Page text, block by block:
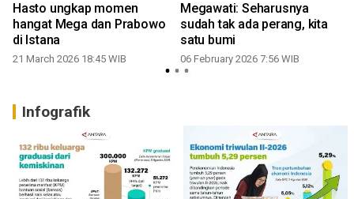
Hasto ungkap momen
hangat Mega dan Prabowo
di Istana
21 March 2026 18:45 WIB
Megawati: Seharusnya
sudah tak ada perang, kita
satu bumi
06 February 2026 7:56 WIB
Infografik